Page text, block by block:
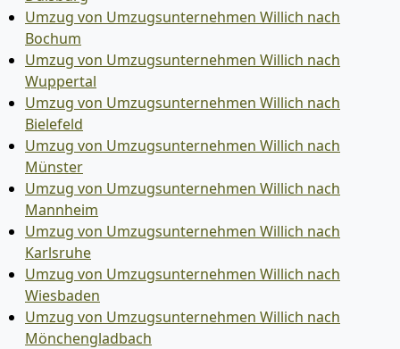
Umzug von Umzugsunternehmen Willich nach
Bochum
Umzug von Umzugsunternehmen Willich nach
Wuppertal
Umzug von Umzugsunternehmen Willich nach
Bielefeld
Umzug von Umzugsunternehmen Willich nach
Münster
Umzug von Umzugsunternehmen Willich nach
Mannheim
Umzug von Umzugsunternehmen Willich nach
Karlsruhe
Umzug von Umzugsunternehmen Willich nach
Wiesbaden
Umzug von Umzugsunternehmen Willich nach
Mönchen­gladbach